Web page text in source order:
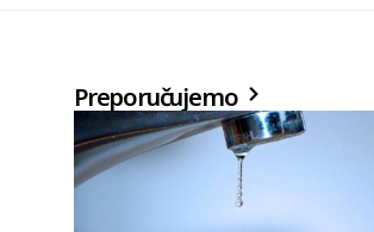
Preporučujemo